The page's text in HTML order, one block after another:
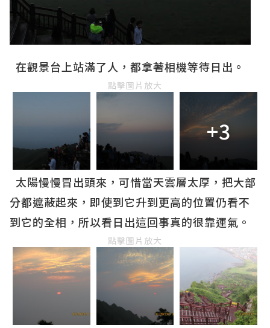
在觀景台上站滿了人，都拿著相機等待日出。
點擊圖片放大
+3
太陽慢慢冒出頭來，可惜當天雲層太厚，把大部
分都遮蔽起來，即使到它升到更高的位置仍看不
到它的全相，所以看日出這回事真的很靠運氣。
點擊圖片放大